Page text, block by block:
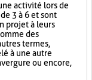
activité lors de
3 à 6 et sont
projet à leurs
des
termes,
à une autre
ou encore,